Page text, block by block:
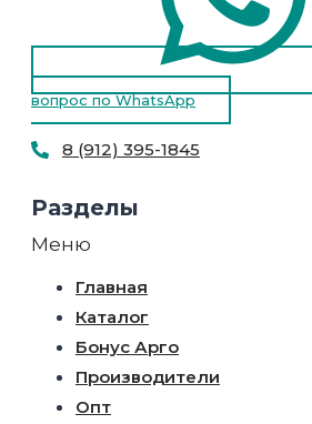
вопрос по WhatsApp
8 (912) 395-1845
Разделы
Меню
Главная
Каталог
Бонус Арго
Производители
Опт